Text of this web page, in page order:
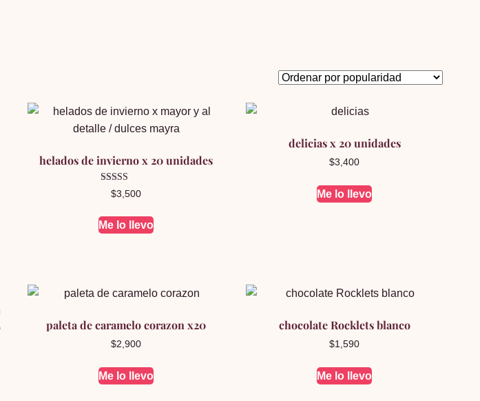
helados de invierno x 20 unidades
Valorado en
5.00
$3,500
Me lo llevo
delicias x 20 unidades
$3,400
Me lo llevo
paleta de caramelo corazon x20
$2,900
Me lo llevo
chocolate Rocklets blanco
$1,590
Me lo llevo